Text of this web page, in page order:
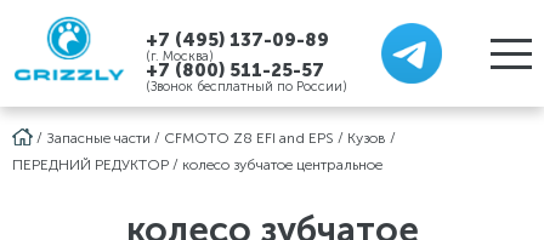
+7 (495) 137-09-89
(г. Москва)
+7 (800) 511-25-57
(Звонок бесплатный по России)
/ Запасные части / CFMOTO Z8 EFI and EPS / Кузов /
ПЕРЕДНИЙ РЕДУКТОР / колесо зубчатое центральное
колесо зубчатое